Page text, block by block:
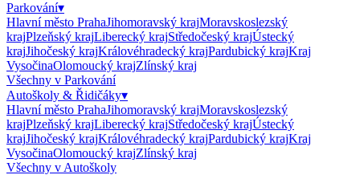
Parkování▾
Hlavní město PrahaJihomoravský krajMoravskoslezský
krajPlzeňský krajLiberecký krajStředočeský krajÚstecký
krajJihočeský krajKrálovéhradecký krajPardubický krajKraj
VysočinaOlomoucký krajZlínský kraj
Všechny v Parkování
Autoškoly & Řidičáky▾
Hlavní město PrahaJihomoravský krajMoravskoslezský
krajPlzeňský krajLiberecký krajStředočeský krajÚstecký
krajJihočeský krajKrálovéhradecký krajPardubický krajKraj
VysočinaOlomoucký krajZlínský kraj
Všechny v Autoškoly